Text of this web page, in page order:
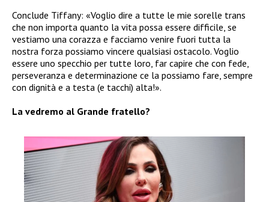
Conclude Tiffany: «Voglio dire a tutte le mie sorelle trans
che non importa quanto la vita possa essere difficile, se
vestiamo una corazza e facciamo venire fuori tutta la
nostra forza possiamo vincere qualsiasi ostacolo. Voglio
essere uno specchio per tutte loro, far capire che con fede,
perseveranza e determinazione ce la possiamo fare, sempre
con dignità e a testa (e tacchi) alta!».
La vedremo al Grande fratello?